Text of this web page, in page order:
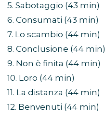
5. Sabotaggio (43 min)
6. Consumati (43 min)
7. Lo scambio (44 min)
8. Conclusione (44 min)
9. Non è finita (44 min)
10. Loro (44 min)
11. La distanza (44 min)
12. Benvenuti (44 min)